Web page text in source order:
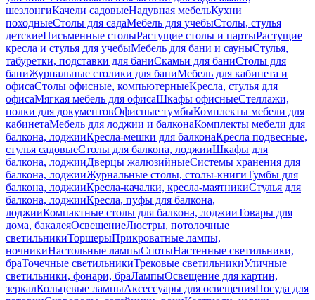
шезлонгиКачели садовыеНадувная мебельКухни
походныеСтолы для садаМебель для учебыСтолы, стулья
детскиеПисьменные столыРастущие столы и партыРастущие
кресла и стулья для учебыМебель для бани и сауныСтулья,
табуретки, подставки для баниСкамьи для баниСтолы для
баниЖурнальные столики для баниМебель для кабинета и
офисаСтолы офисные, компьютерныеКресла, стулья для
офисаМягкая мебель для офисаШкафы офисныеСтеллажи,
полки для документовОфисные тумбыКомплекты мебели для
кабинетаМебель для лоджии и балконаКомплекты мебели для
балкона, лоджииКресла-мешки для балконаКресла подвесные,
стулья садовыеСтолы для балкона, лоджииШкафы для
балкона, лоджииДверцы жалюзийныеСистемы хранения для
балкона, лоджииЖурнальные столы, столы-книгиТумбы для
балкона, лоджииКресла-качалки, кресла-маятникиСтулья для
балкона, лоджииКресла, пуфы для балкона,
лоджииКомпактные столы для балкона, лоджииТовары для
дома, бакалеяОсвещениеЛюстры, потолочные
светильникиТоршерыПрикроватные лампы,
ночникиНастольные лампыСпотыНастенные светильники,
браТочечные светильникиТрековые светильникиУличные
светильники, фонари, браЛампыОсвещение для картин,
зеркалКольцевые лампыАксессуары для освещенияПосуда для